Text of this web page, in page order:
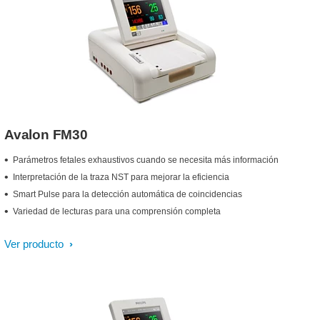
Avalon FM30
Parámetros fetales exhaustivos cuando se necesita más información
Interpretación de la traza NST para mejorar la eficiencia
Smart Pulse para la detección automática de coincidencias
Variedad de lecturas para una comprensión completa
Ver producto